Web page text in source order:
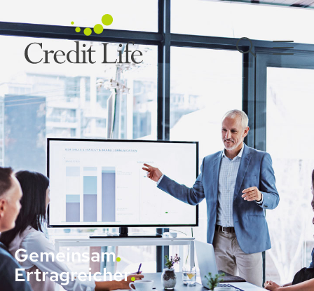
Gemeinsam
Ertragreicher